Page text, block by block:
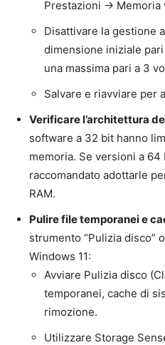
Prestazioni → Memoria
Disattivare la gestione
dimensione iniziale pari
una massima pari a 3
Salvare e riavviare per
Verificare l’architettura
software a 32 bit hanno
memoria. Se versioni a
raccomandato adottarle
RAM.
Pulire file temporanei e
strumento “Pulizia disco”
Windows 11:
Avviare Pulizia disco
temporanei, cache di
rimozione.
Utilizzare Storage